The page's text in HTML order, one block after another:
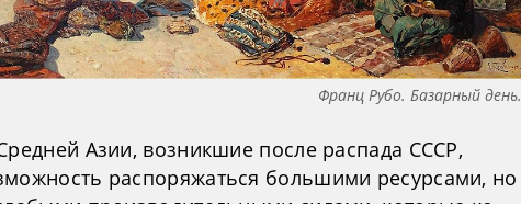
Франц Рубо. Базарный день.
Азии, возникшие после распада СССР,
распоряжаться большими ресурсами, но